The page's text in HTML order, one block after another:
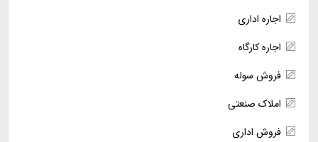
اجاره اداری
اجاره کارگاه
فروش سوله
املاک صنعتی
فروش اداری